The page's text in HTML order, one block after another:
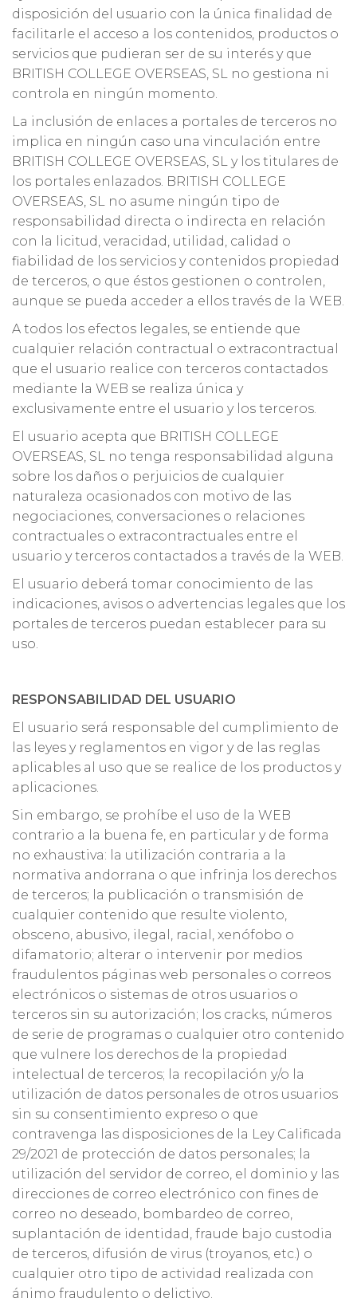
disposición del usuario con la única finalidad de
facilitarle el acceso a los contenidos, productos o
servicios que pudieran ser de su interés y que
BRITISH COLLEGE OVERSEAS, SL no gestiona ni
controla en ningún momento.
La inclusión de enlaces a portales de terceros no
implica en ningún caso una vinculación entre
BRITISH COLLEGE OVERSEAS, SL y los titulares de
los portales enlazados. BRITISH COLLEGE
OVERSEAS, SL no asume ningún tipo de
responsabilidad directa o indirecta en relación
con la licitud, veracidad, utilidad, calidad o
fiabilidad de los servicios y contenidos propiedad
de terceros, o que éstos gestionen o controlen,
aunque se pueda acceder a ellos través de la WEB.
A todos los efectos legales, se entiende que
cualquier relación contractual o extracontractual
que el usuario realice con terceros contactados
mediante la WEB se realiza única y
exclusivamente entre el usuario y los terceros.
El usuario acepta que BRITISH COLLEGE
OVERSEAS, SL no tenga responsabilidad alguna
sobre los daños o perjuicios de cualquier
naturaleza ocasionados con motivo de las
negociaciones, conversaciones o relaciones
contractuales o extracontractuales entre el
usuario y terceros contactados a través de la WEB.
El usuario deberá tomar conocimiento de las
indicaciones, avisos o advertencias legales que los
portales de terceros puedan establecer para su
uso.
RESPONSABILIDAD DEL USUARIO
El usuario será responsable del cumplimiento de
las leyes y reglamentos en vigor y de las reglas
aplicables al uso que se realice de los productos y
aplicaciones.
Sin embargo, se prohíbe el uso de la WEB
contrario a la buena fe, en particular y de forma
no exhaustiva: la utilización contraria a la
normativa andorrana o que infrinja los derechos
de terceros; la publicación o transmisión de
cualquier contenido que resulte violento,
obsceno, abusivo, ilegal, racial, xenófobo o
difamatorio; alterar o intervenir por medios
fraudulentos páginas web personales o correos
electrónicos o sistemas de otros usuarios o
terceros sin su autorización; los cracks, números
de serie de programas o cualquier otro contenido
que vulnere los derechos de la propiedad
intelectual de terceros; la recopilación y/o la
utilización de datos personales de otros usuarios
sin su consentimiento expreso o que
contravenga las disposiciones de la Ley Calificada
29/2021 de protección de datos personales; la
utilización del servidor de correo, el dominio y las
direcciones de correo electrónico con fines de
correo no deseado, bombardeo de correo,
suplantación de identidad, fraude bajo custodia
de terceros, difusión de virus (troyanos, etc.) o
cualquier otro tipo de actividad realizada con
ánimo fraudulento o delictivo.